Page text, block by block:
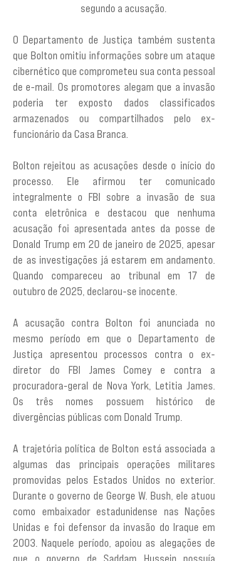
segundo a acusação.
O Departamento de Justiça também sustenta
que Bolton omitiu informações sobre um ataque
cibernético que comprometeu sua conta pessoal
de e-mail. Os promotores alegam que a invasão
poderia ter exposto dados classificados
armazenados ou compartilhados pelo ex-
funcionário da Casa Branca.
Bolton rejeitou as acusações desde o início do
processo. Ele afirmou ter comunicado
integralmente o FBI sobre a invasão de sua
conta eletrônica e destacou que nenhuma
acusação foi apresentada antes da posse de
Donald Trump em 20 de janeiro de 2025, apesar
de as investigações já estarem em andamento.
Quando compareceu ao tribunal em 17 de
outubro de 2025, declarou-se inocente.
A acusação contra Bolton foi anunciada no
mesmo período em que o Departamento de
Justiça apresentou processos contra o ex-
diretor do FBI James Comey e contra a
procuradora-geral de Nova York, Letitia James.
Os três nomes possuem histórico de
divergências públicas com Donald Trump.
A trajetória política de Bolton está associada a
algumas das principais operações militares
promovidas pelos Estados Unidos no exterior.
Durante o governo de George W. Bush, ele atuou
como embaixador estadunidense nas Nações
Unidas e foi defensor da invasão do Iraque em
2003. Naquele período, apoiou as alegações de